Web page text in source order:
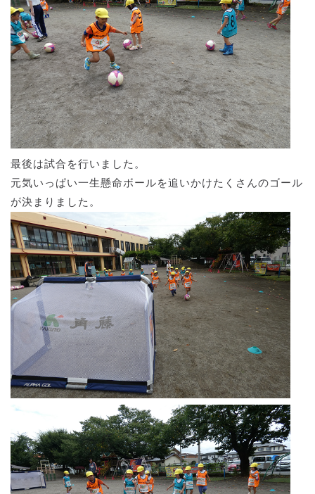
最後は試合を行いました。
元気いっぱい一生懸命ボールを追いかけたくさんのゴール
が決まりました。